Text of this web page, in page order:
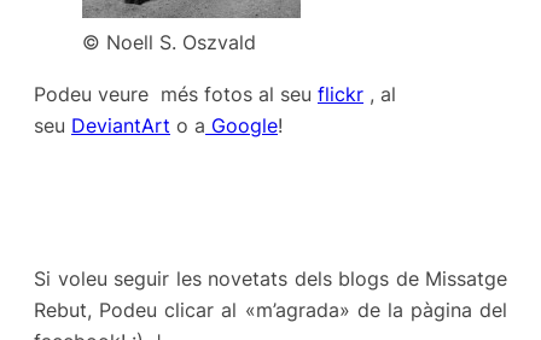
© Noell S. Oszvald
Podeu veure més fotos al seu flickr , al
seu DeviantArt o a Google!
Si voleu seguir les novetats dels blogs de Missatge
Rebut, Podeu clicar al «m’agrada» de la pàgina del